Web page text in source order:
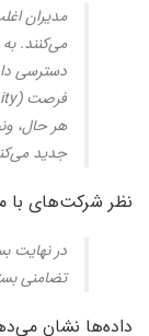
مدیران
دسترسی
هر حال،
جدید
نظر شرکت‌های با
در نهایت
تضامنی
داده‌ها نشان